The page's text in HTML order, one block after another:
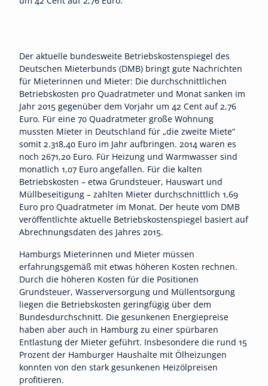
Der aktuelle bundesweite Betriebskostenspiegel des
Deutschen Mieterbunds (DMB) bringt gute Nachrichten
für Mieterinnen und Mieter: Die durchschnittlichen
Betriebskosten pro Quadratmeter und Monat sanken im
Jahr 2015 gegenüber dem Vorjahr um 42 Cent auf 2,76
Euro. Für eine 70 Quadratmeter große Wohnung
mussten Mieter in Deutschland für „die zweite Miete“
somit 2.318,40 Euro im Jahr aufbringen. 2014 waren es
noch 2671,20 Euro. Für Heizung und Warmwasser sind
monatlich 1,07 Euro angefallen. Für die kalten
Betriebskosten – etwa Grundsteuer, Hauswart und
Müllbeseitigung – zahlten Mieter durchschnittlich 1,69
Euro pro Quadratmeter im Monat. Der heute vom DMB
veröffentlichte aktuelle Betriebskostenspiegel basiert auf
Abrechnungsdaten des Jahres 2015.
Hamburgs Mieterinnen und Mieter müssen
erfahrungsgemäß mit etwas höheren Kosten rechnen.
Durch die höheren Kosten für die Positionen
Grundsteuer, Wasserversorgung und Müllentsorgung
liegen die Betriebskosten geringfügig über dem
Bundesdurchschnitt. Die gesunkenen Energiepreise
haben aber auch in Hamburg zu einer spürbaren
Entlastung der Mieter geführt. Insbesondere die rund 15
Prozent der Hamburger Haushalte mit Ölheizungen
konnten von den stark gesunkenen Heizölpreisen
profitieren.